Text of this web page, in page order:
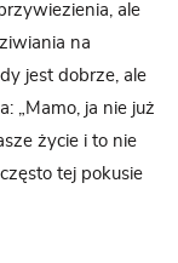
ale
na
jest dobrze, ale
„Mamo, ja nie już
życie i to nie
tej pokusie